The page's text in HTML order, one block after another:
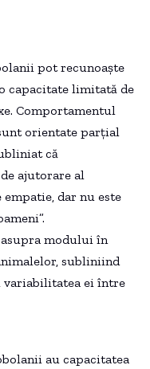
pot recunoaște
capacitate limitată de
Comportamentul
orientate parțial
că
ajutorare al
dar nu este
modului în
subliniind
variabilitatea ei între
au capacitatea